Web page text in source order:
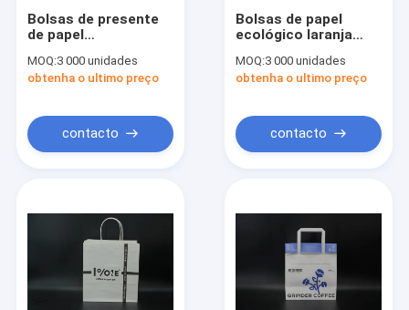
Bolsas de presente
de papel
alta qualidade Bolsas
de papel impresso
logotipo
MOQ:3 000 unidades
obtenha o ultimo preço
contacto
Bolsas de papel
ecológico laranja
alças de impressão
de placa sólida
MOQ:3 000 unidades
obtenha o ultimo preço
contacto